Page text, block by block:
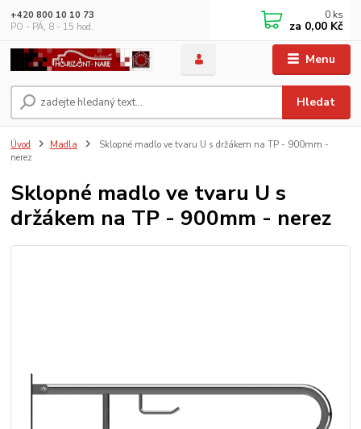
Menu
Hledat
+420 800 10 10 73
PO - PÁ, 8 - 15 hod.
0 ks
za 0,00 Kč
Úvod Madla
Sklopné madlo ve tvaru U s držákem na TP - 900mm -
nerez
Sklopné madlo ve tvaru U s
držákem na TP - 900mm - nerez